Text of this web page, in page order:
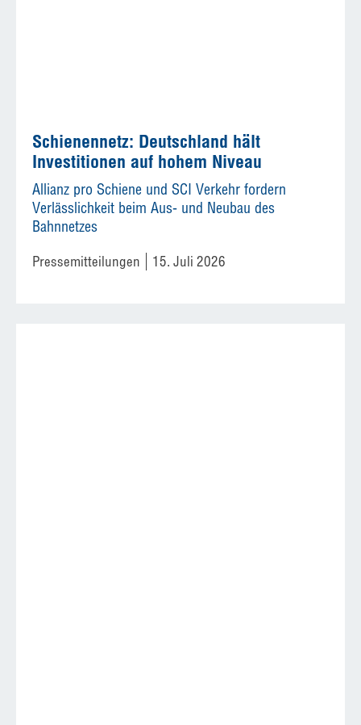
Schienennetz: Deutschland hält
Investitionen auf hohem Niveau
Allianz pro Schiene und SCI Verkehr fordern
Verlässlichkeit beim Aus- und Neubau des
Bahnnetzes
Pressemitteilungen 15. Juli 2026